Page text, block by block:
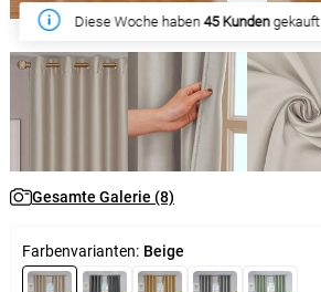
Diese Woche haben45 Kundengekauft
Gesamte Galerie (8)
Farbenvarianten: Beige